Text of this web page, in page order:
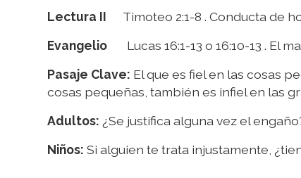
Lectura II Timoteo 2:1-8 . Conducta de
Evangelio
Lucas 16:1-13 o 16:10-13 . El
Pasaje Clave: El que es fiel en las cosas
cosas pequeñas, también es infiel en las
Adultos: ¿Se justifica alguna vez el
Niños: Si alguien te trata injustamente,